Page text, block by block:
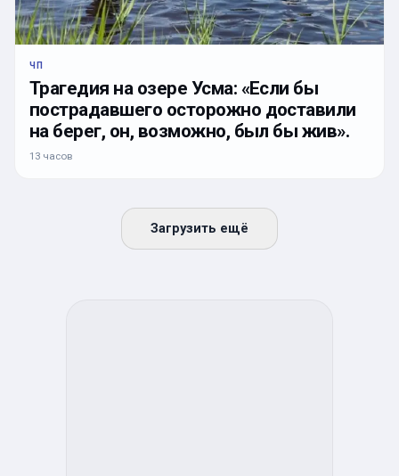
ЧП
Трагедия на озере Усма: «Если бы
пострадавшего осторожно доставили
на берег, он, возможно, был бы жив».
13 часов
Загрузить ещё